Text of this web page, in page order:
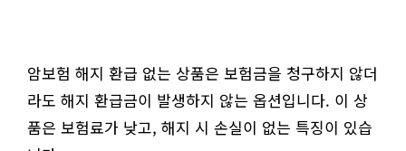
암보험 해지 환급 없는 상품은 보험금을 청구하지 않더
라도 해지 환급금이 발생하지 않는 옵션입니다. 이 상
품은 보험료가 낮고, 해지 시 손실이 없는 특징이 있습